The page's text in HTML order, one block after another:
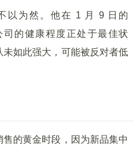
以为然。他在 1 月 9 日的
的健康程度正处于最佳状
如此强大，可能被反对者低
的黄金时段，因为新品集中